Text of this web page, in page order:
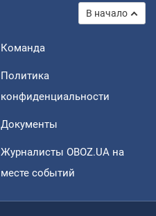
В начало
Команда
Политика
конфиденциальности
Документы
Журналисты OBOZ.UA на
месте событий